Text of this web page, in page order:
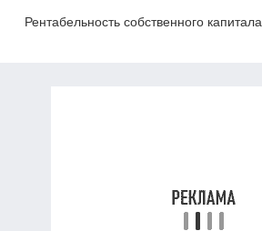
Рентабельность собственного капитала